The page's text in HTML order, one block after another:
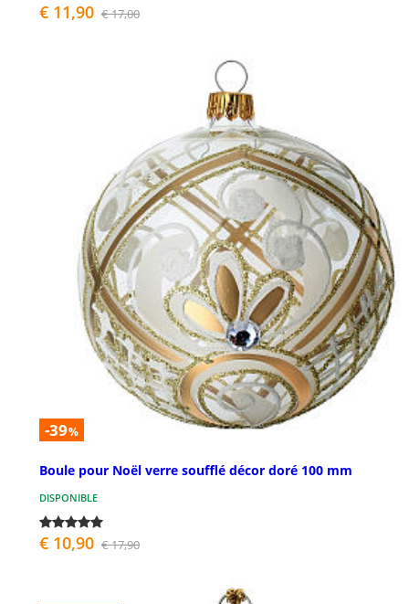
€ 11,90 € 17,00
-39%
Boule pour Noël verre soufflé décor doré 100 mm
DISPONIBLE
€ 10,90 € 17,90